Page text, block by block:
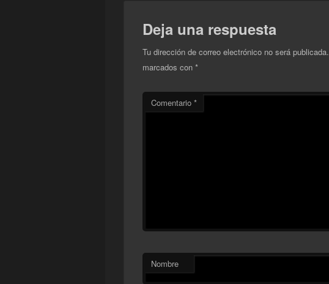
Deja una respuesta
Tu dirección de correo electrónico no será publicada.
marcados con *
Comentario *
Nombre